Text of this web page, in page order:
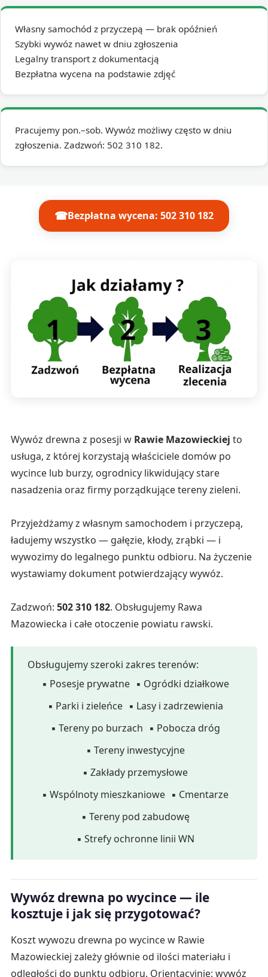
Własny samochód z przyczepą — brak opóźnień
Szybki wywóz nawet w dniu zgłoszenia
Legalny transport z dokumentacją
Bezpłatna wycena na podstawie zdjęć
Pracujemy pon.–sob. Wywóz możliwy często w dniu
zgłoszenia. Zadzwoń: 502 310 182.
☎Bezpłatna wycena: 502 310 182
Wywóz drewna z posesji w Rawie Mazowieckiej to
usługa, z której korzystają właściciele domów po
wycince lub burzy, ogrodnicy likwidujący stare
nasadzenia oraz firmy porządkujące tereny zieleni.
Przyjeżdżamy z własnym samochodem i przyczepą,
ładujemy wszystko — gałęzie, kłody, zrąbki — i
wywozimy do legalnego punktu odbioru. Na życzenie
wystawiamy dokument potwierdzający wywóz.
Zadzwoń: 502 310 182. Obsługujemy Rawa
Mazowiecka i całe otoczenie powiatu rawski.
Obsługujemy szeroki zakres terenów:
▪ Posesje prywatne ▪ Ogródki działkowe
▪ Parki i zieleńce ▪ Lasy i zadrzewienia
▪ Tereny po burzach ▪ Pobocza dróg
▪ Tereny inwestycyjne
▪ Zakłady przemysłowe
▪ Wspólnoty mieszkaniowe ▪ Cmentarze
▪ Tereny pod zabudowę
▪ Strefy ochronne linii WN
Wywóz drewna po wycince — ile
kosztuje i jak się przygotować?
Koszt wywozu drewna po wycince w Rawie
Mazowieckiej zależy głównie od ilości materiału i
odległości do punktu odbioru. Orientacyjnie: wywóz